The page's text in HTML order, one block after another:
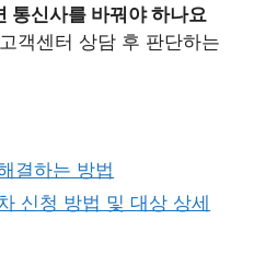
통신사를 바꿔야 하나요
객센터 상담 후 판단하는
결하는 방법
신청 방법 및 대상 상세